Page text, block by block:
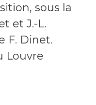
sous la
et J.-L.
F. Dinet.
Louvre